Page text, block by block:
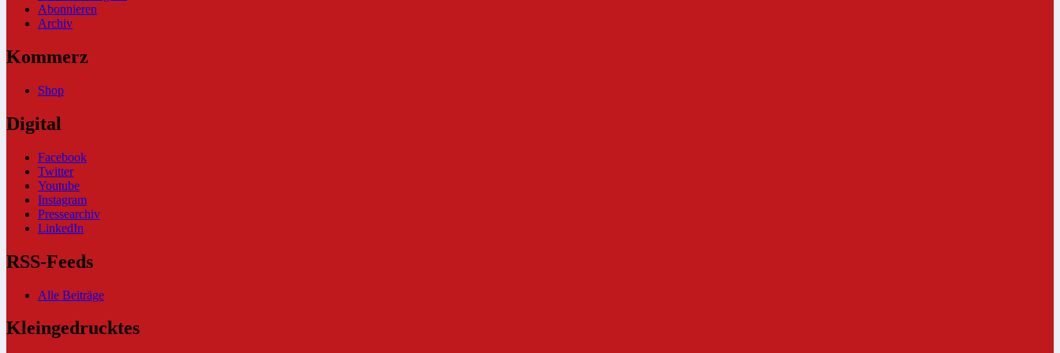
Abonnieren
Archiv
Kommerz
Shop
Digital
Facebook
Twitter
Youtube
Instagram
Pressearchiv
LinkedIn
RSS-Feeds
Alle Beiträge
Kleingedrucktes